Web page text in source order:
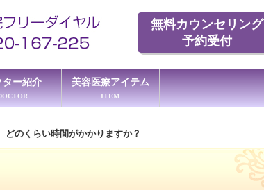
無料カウンセリング
予約受付
ター紹介 美容医療アイテム
ITEM
どのくらい時間がかかりますか？